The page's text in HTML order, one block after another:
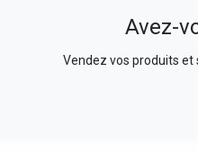
Avez-
Vendez vos produits et